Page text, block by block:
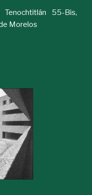
55-Bis,
Morelos